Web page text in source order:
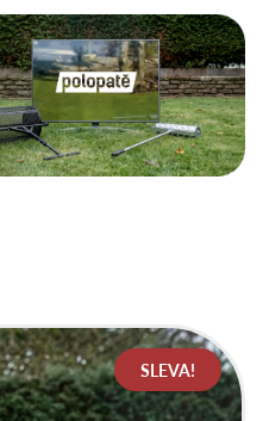
SLEVA!